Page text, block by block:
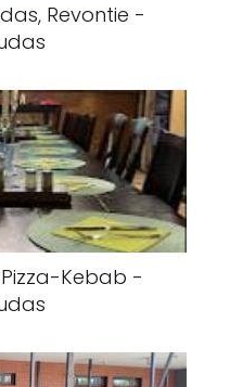
Revontie -
Kebab -